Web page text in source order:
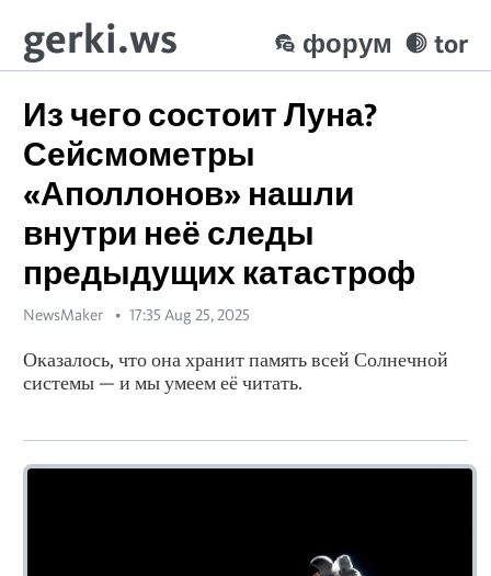
gerki.ws tor
форум
Из чего состоит Луна?
Сейсмометры
«Аполлонов» нашли
внутри неё следы
предыдущих катастроф
NewsMaker 17:35 Aug 25, 2025
Оказалось, что она хранит память всей Солнечной
системы — и мы умеем её читать.